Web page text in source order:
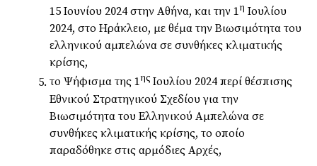
15 Ιουνίου 2024 στην Αθήνα, και την 1η Ιουλίου
2024, στο Ηράκλειο, με θέμα την Βιωσιμότητα του
ελληνικού αμπελώνα σε συνθήκες κλιματικής
κρίσης,
το Ψήφισμα της 1ης Ιουλίου 2024 περί θέσπισης
Εθνικού Στρατηγικού Σχεδίου για την
Βιωσιμότητα του Ελληνικού Αμπελώνα σε
συνθήκες κλιματικής κρίσης, το οποίο
παραδόθηκε στις αρμόδιες Αρχές,